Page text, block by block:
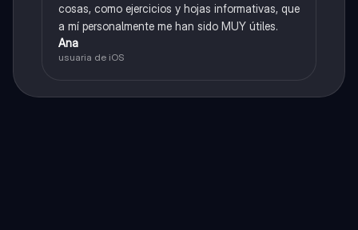
cosas, como ejercicios y hojas informativas, que
a mí personalmente me han sido MUY útiles.
Ana
usuaria de iOS